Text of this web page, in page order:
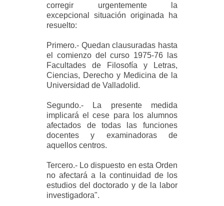
corregir urgentemente la
excepcional situación originada ha
resuelto:
Primero.- Quedan clausuradas hasta
el comienzo del curso 1975-76 las
Facultades de Filosofía y Letras,
Ciencias, Derecho y Medicina de la
Universidad de Valladolid.
Segundo.- La presente medida
implicará el cese para los alumnos
afectados de todas las funciones
docentes y examinadoras de
aquellos centros.
Tercero.- Lo dispuesto en esta Orden
no afectará a la continuidad de los
estudios del doctorado y de la labor
investigadora".